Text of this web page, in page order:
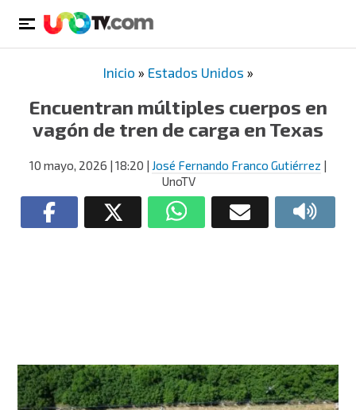
Inicio » Estados Unidos »
Encuentran múltiples cuerpos en
vagón de tren de carga en Texas
10 mayo, 2026 | 18:20 | José Fernando Franco Gutiérrez |
UnoTV